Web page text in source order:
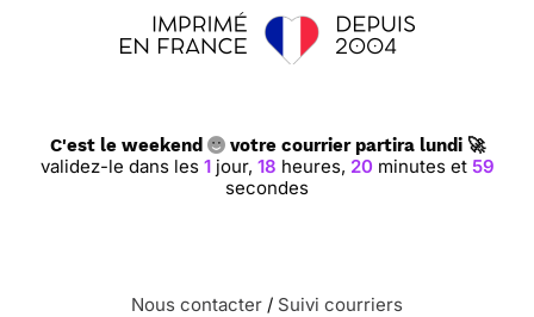
C'est le weekend votre courrier partira lundi 🚀
validez-le dans les 1jour, 18 heures, 20minutes et 58
secondes
Nous contacter / Suivi courriers